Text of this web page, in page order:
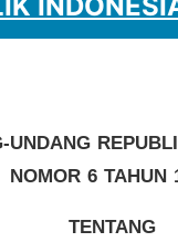
UNDANG
NOMOR 6 TAHUN
TENTANG